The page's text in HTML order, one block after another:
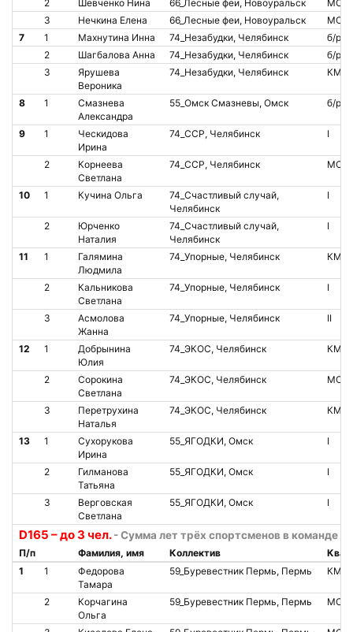
2 Шевченко Нина 66_Лесные феи, Новоуральск
МС
3
Нечкина Елена 66_Лесные феи, Новоуральск
МС
7
1 Махнутина Инна 74_Незабудки, Челябинск
б/р
2
Шагбалова Анна 74_Незабудки, Челябинск
б/р
3
Ярушева
Вероника
74_Незабудки, Челябинск КМС
8 1
Смазнева
Александра
55_Омск Смазневы, Омск б/р
9 1
Ческидова
Ирина
74_ССР, Челябинск I
2
Корнеева
Светлана
74_ССР, Челябинск МС
10 1 Кучина Ольга
74_Счастливый случай,
Челябинск
I
2
Юрченко
Наталия
74_Счастливый случай,
Челябинск
I
11 1
Галямина
Людмила
74_Упорные, Челябинск КМС
2
Кальникова
Светлана
74_Упорные, Челябинск I
3
Асмолова
Жанна
74_Упорные, Челябинск II
12 1
Добрынина
Юлия
74_ЭКОС, Челябинск КМС
2
Сорокина
Светлана
74_ЭКОС, Челябинск МС
3
Перетрухина
Наталья
74_ЭКОС, Челябинск КМС
13 1
Сухорукова
Ирина
55_ЯГОДКИ, Омск I
2
Гилманова
Татьяна
55_ЯГОДКИ, Омск I
3
Верговская
Светлана
55_ЯГОДКИ, Омск I
D165 – до 3 чел. - Сумма лет трёх спортсменов в команде
П/п Фамилия, имя Коллектив
Квал.
1
1
Федорова
Тамара
59_Буревестник Пермь, Пермь КМС
2
Корчагина
Ольга
59_Буревестник Пермь, Пермь МС